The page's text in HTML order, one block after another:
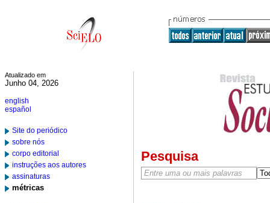
Atualizado em
Junho 04, 2026
english
español
Site do periódico
sobre nós
corpo editorial
instruções aos autores
assinaturas
métricas
Pesquisa